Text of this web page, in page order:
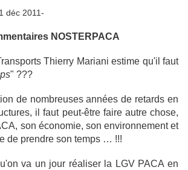
déc 2011-
NOSTERPACA
Thierry Mariani estime qu'il faut
" ???
de nombreuses années de retards en
il faut peut-être faire autre chose,
son économie, son environnement et
de prendre son temps … !!!
va un jour réaliser la LGV PACA en